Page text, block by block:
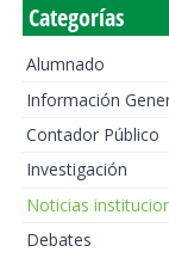
Categorías
Alumnado
Información
Contador Público
Investigación
Noticias
Debates